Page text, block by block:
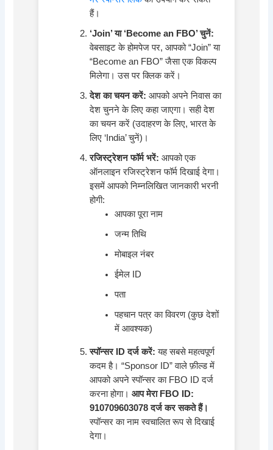
हैं।
‘Join’ या ‘Become an FBO’ चुनें:
वेबसाइट के होमपेज पर, आपको “Join” या
“Become an FBO” जैसा एक विकल्प
मिलेगा। उस पर क्लिक करें।
देश का चयन करें: आपको अपने निवास का
देश चुनने के लिए कहा जाएगा। सही देश
का चयन करें (उदाहरण के लिए, भारत के
लिए ‘India’ चुनें)।
रजिस्ट्रेशन फॉर्म भरें: आपको एक
ऑनलाइन रजिस्ट्रेशन फॉर्म दिखाई देगा।
इसमें आपको निम्नलिखित जानकारी भरनी
होगी:
आपका पूरा नाम
जन्म तिथि
मोबाइल नंबर
ईमेल ID
पता
पहचान पत्र का विवरण (कुछ देशों
में आवश्यक)
स्पॉन्सर ID दर्ज करें: यह सबसे महत्वपूर्ण
कदम है। “Sponsor ID” वाले फ़ील्ड में
आपको अपने स्पॉन्सर का FBO ID दर्ज
करना होगा। आप मेरा FBO ID:
910709603078 दर्ज कर सकते हैं।
स्पॉन्सर का नाम स्वचालित रूप से दिखाई
देगा।